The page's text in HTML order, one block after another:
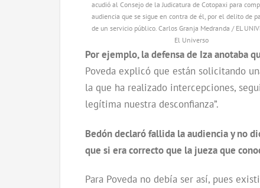
acudió al Consejo de la Judicatura de Cotopaxi para
audiencia que se sigue en contra de él, por el delito de
de un servicio público. Carlos Granja Medranda / EL
El Universo
Por ejemplo, la defensa de Iza anotaba
Poveda explicó que están solicitando
la que ha realizado intercepciones,
legítima nuestra desconfianza”.
Bedón declaró fallida la audiencia y no
que si era correcto que la jueza que
Para Poveda no debía ser así, pues